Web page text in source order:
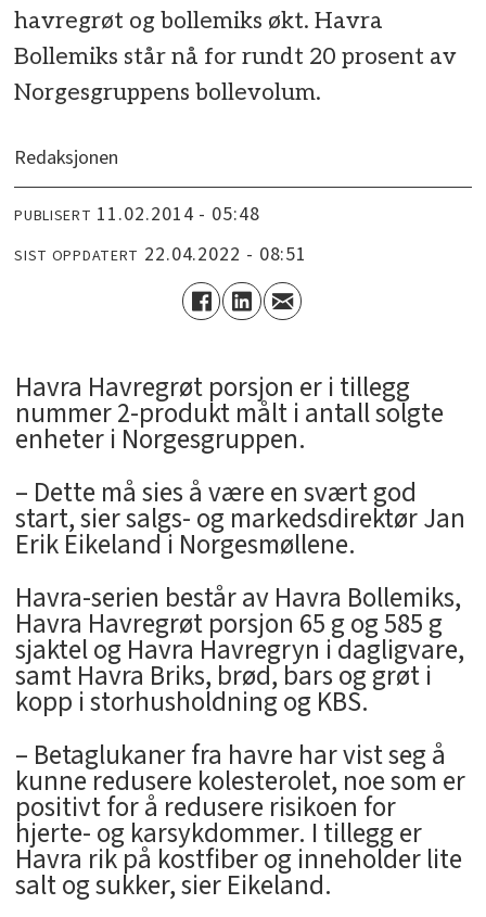
havregrøt og bollemiks økt. Havra
Bollemiks står nå for rundt 20 prosent av
Norgesgruppens bollevolum.
Redaksjonen
PUBLISERT 11.02.2014 - 05:48
SIST OPPDATERT 22.04.2022 - 08:51
Havra Havregrøt porsjon er i tillegg
nummer 2-produkt målt i antall solgte
enheter i Norgesgruppen.
– Dette må sies å være en svært god
start, sier salgs- og markedsdirektør Jan
Erik Eikeland i Norgesmøllene.
Havra-serien består av Havra Bollemiks,
Havra Havregrøt porsjon 65 g og 585 g
sjaktel og Havra Havregryn i dagligvare,
samt Havra Briks, brød, bars og grøt i
kopp i storhusholdning og KBS.
– Betaglukaner fra havre har vist seg å
kunne redusere kolesterolet, noe som er
positivt for å redusere risikoen for
hjerte- og karsykdommer. I tillegg er
Havra rik på kostfiber og inneholder lite
salt og sukker, sier Eikeland.